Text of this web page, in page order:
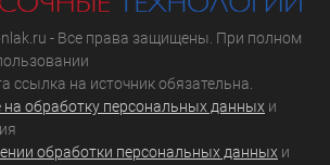
- Все права защищены. При полном
ссылка на источник обязательна.
на обработку персональных данных и
обработки персональных данных и